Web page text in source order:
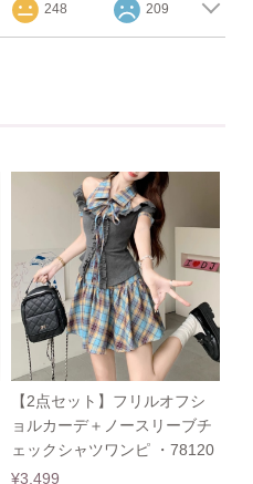
248 209
【2点セット】フリルオフシ
ョルカーデ＋ノースリーブチ
ェックシャツワンピ ・78120
¥3,499